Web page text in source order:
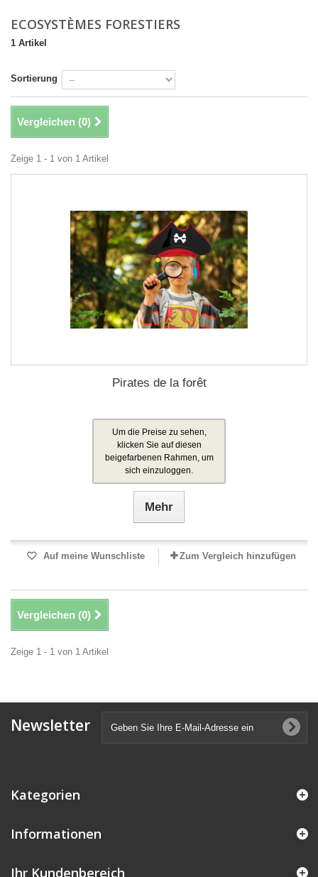
ECOSYSTÈMES FORESTIERS
1 Artikel
Sortierung
Vergleichen (0)
Zeige 1 - 1 von 1 Artikel
Pirates de la forêt
Um die Preise zu sehen,
klicken Sie auf diesen
beigefarbenen Rahmen, um
sich einzuloggen.
Mehr
Auf meine Wunschliste Zum Vergleich hinzufügen
Vergleichen (0)
Zeige 1 - 1 von 1 Artikel
Newsletter
Kategorien
Informationen
Ihr Kundenbereich